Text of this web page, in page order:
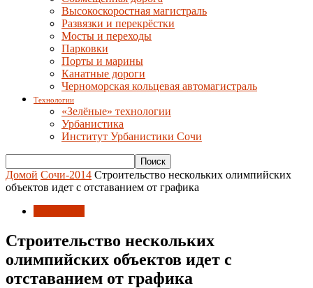
Высокоскоростная магистраль
Развязки и перекрёстки
Мосты и переходы
Парковки
Порты и марины
Канатные дороги
Черноморская кольцевая автомагистраль
Технологии
«Зелёные» технологии
Урбанистика
Институт Урбанистики Сочи
Домой Сочи-2014 Строительство нескольких олимпийских
объектов идет с отставанием от графика
Строительство нескольких
олимпийских объектов идет с
отставанием от графика